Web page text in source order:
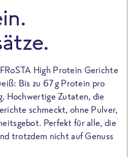
High Protein Gerichte
Bis zu 67 g Protein pro
Hochwertige Zutaten, die
schmeckt, ohne Pulver,
Perfekt für alle, die
trotzdem nicht auf Genuss